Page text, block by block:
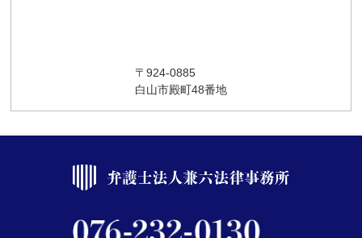
〒924-0885
白山市殿町48番地